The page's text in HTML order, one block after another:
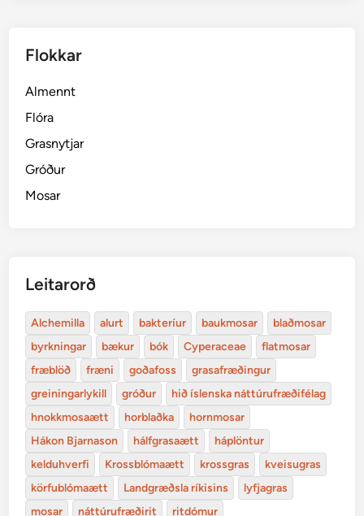
Flokkar
Almennt
Flóra
Grasnytjar
Gróður
Mosar
Leitarorð
Alchemilla alurt bakteríur baukmosar
blaðmosar
byrkningar
bækur bók Cyperaceae
flatmosar
fræblöð
fræni goðafoss
grasafræðingur
greiningarlykill
gróður
hið íslenska náttúrufræðifélag
hnokkmosaætt
horblaðka
hornmosar
Hákon Bjarnason
hálfgrasaætt
háplöntur
kelduhverfi
Krossblómaætt krossgras
kveisugras
körfublómaætt
Landgræðsla ríkisins
lyfjagras
mosar
náttúrufræðirit ritdómur